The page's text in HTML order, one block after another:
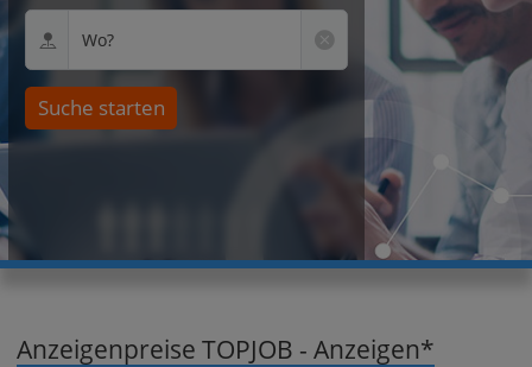
Wo?
Suche starten
Anzeigenpreise TOPJOB - Anzeigen*